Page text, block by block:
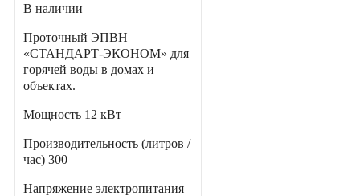
В наличии
Проточный ЭПВН
«СТАНДАРТ-ЭКОНОМ» для
горячей воды в домах и
объектах.
Мощность 12 кВт
Производительность (литров /
час) 300
Напряжение электропитания